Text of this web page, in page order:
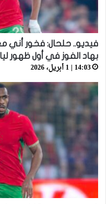
فيديو.. حلحال: فخور أني
بهاد الفوز في أول ظهور
14:03 | 1 أبريل، 2026